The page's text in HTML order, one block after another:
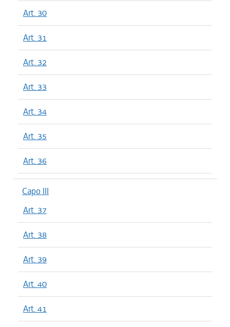
Art. 30
Art. 31
Art. 32
Art. 33
Art. 34
Art. 35
Art. 36
Capo III
Art. 37
Art. 38
Art. 39
Art. 40
Art. 41